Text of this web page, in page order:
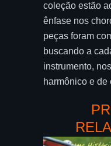
coleção estão
ênfase nos
peças foram
buscando a
instrumento,
harmônico e de